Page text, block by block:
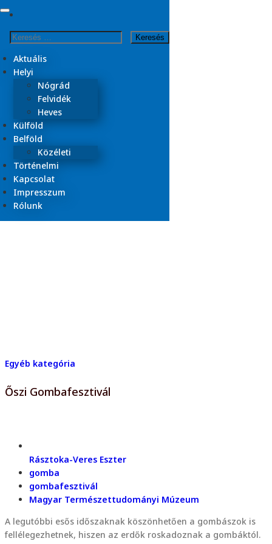
Skip
content
Keresés:
Aktuális
Helyi
Nógrád
Felvidék
Heves
Külföld
Belföld
Közéleti
Történelmi
Kapcsolat
Impresszum
Rólunk
Kezdőlap
gomba
Egyéb kategória
Őszi Gombafesztivál
Rásztoka-Veres Eszter
gomba
gombafesztivál
Magyar Természettudományi Múzeum
A legutóbbi esős időszaknak köszönhetően a gombászok is
fellélegezhetnek, hiszen az erdők roskadoznak a gombáktól.